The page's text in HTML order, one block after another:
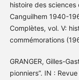
histoire des
Canguilhem 1940-
Complètes, vol. V:
commémorations
GRANGER, Gilles-
pionniers”. IN :